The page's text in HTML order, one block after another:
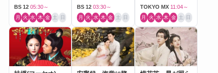
BS 12 05:30～
月 火 水 木 金 土 日
BS 12 03:30～
月 火 水 木 金 土 日
TOKYO MX 11:04～
月 火 水 木 金 土 日